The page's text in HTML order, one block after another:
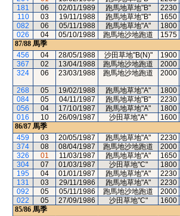
181
06 02/01/1989 跑馬地草地"B" 2230
110
03 19/11/1988 跑馬地草地"B" 1650
082
06 05/11/1988 跑馬地草地"A" 1800
026
04 05/10/1988 跑馬地沙地跑道 1575
87/88 馬季
456
04 28/05/1988 沙田草地"B(N)" 1900
367
02 13/04/1988 跑馬地沙地跑道 2000
324
06 23/03/1988 跑馬地沙地跑道 2000
268 05 19/02/1988 跑馬地草地"A" 1800
084
05 04/11/1987 跑馬地草地"B" 2230
056
04 17/10/1987 跑馬地草地"A" 1800
016
10 26/09/1987 沙田草地"A" 1600
86/87 馬季
459
03 20/05/1987 跑馬地草地"A" 2230
374
08 08/04/1987 跑馬地沙地跑道 2000
326
01 11/03/1987 跑馬地草地"A" 1650
304
07 01/03/1987 沙田草地"C" 1800
195
04 01/01/1987 跑馬地草地"A" 2230
131
03 29/11/1986 跑馬地草地"A" 2230
092
05 05/11/1986 跑馬地沙地跑道 2000
022
05 27/09/1986 沙田草地"C" 1600
85/86 馬季